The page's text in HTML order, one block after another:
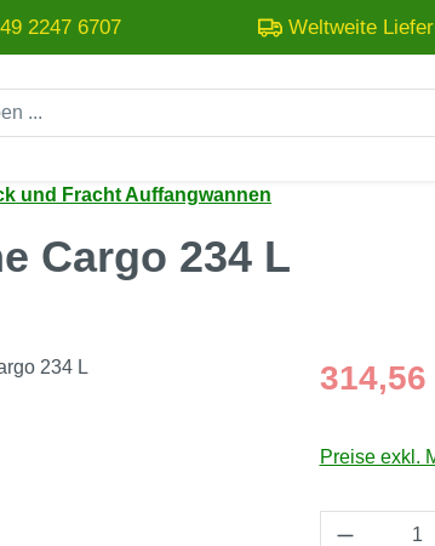
2247 6707 Weltweite
und Fracht Auffangwannen
Cargo 234 L
Regulärer
314,56
Preise exkl.